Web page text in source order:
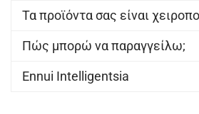
Τα προϊόντα σας είναι
Πώς μπορώ να παραγγείλω;
Ennui Intelligentsia